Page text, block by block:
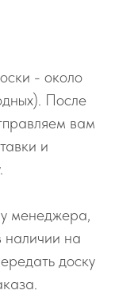
- около
После
вам
и
у менеджера,
наличии на
доску